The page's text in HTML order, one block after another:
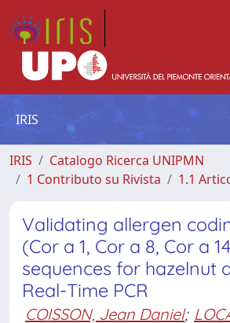
IRIS
IRIS
Catalogo Ricerca UNIPMN
1 Contributo su Rivista
1.1
Validating allergen
(Cor a 1, Cor a 8, Cor a
sequences for hazelnut
Real-Time PCR
COISSON, Jean Daniel;